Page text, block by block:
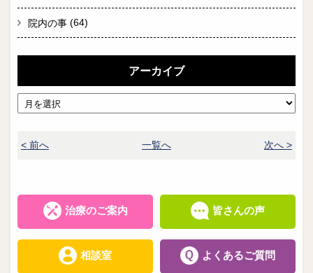
院内の事 (64)
アーカイブ
< 前へ 一覧へ 次へ >
治療のご案内 皆さんの声
相談室 よくあるご質問